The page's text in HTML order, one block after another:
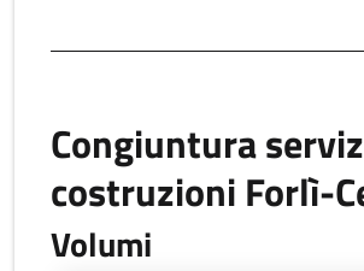
Congiuntura
costruzioni Forlì-
Volumi